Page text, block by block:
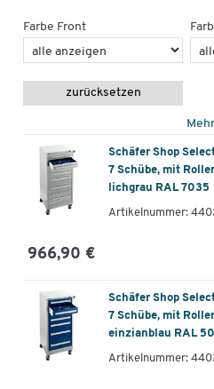
Farbe Front
zurücksetzen
Schäfer Shop
7 Schübe, mit
lichgrau RAL 7035
Artikelnummer:
966,90 €
Schäfer Shop
7 Schübe, mit
einzianblau RAL
Artikelnummer: